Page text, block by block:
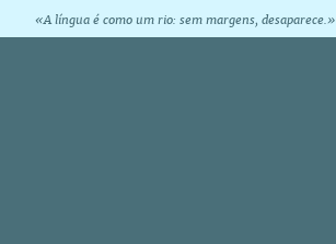
«A língua é como um rio: sem margens, desaparece.»